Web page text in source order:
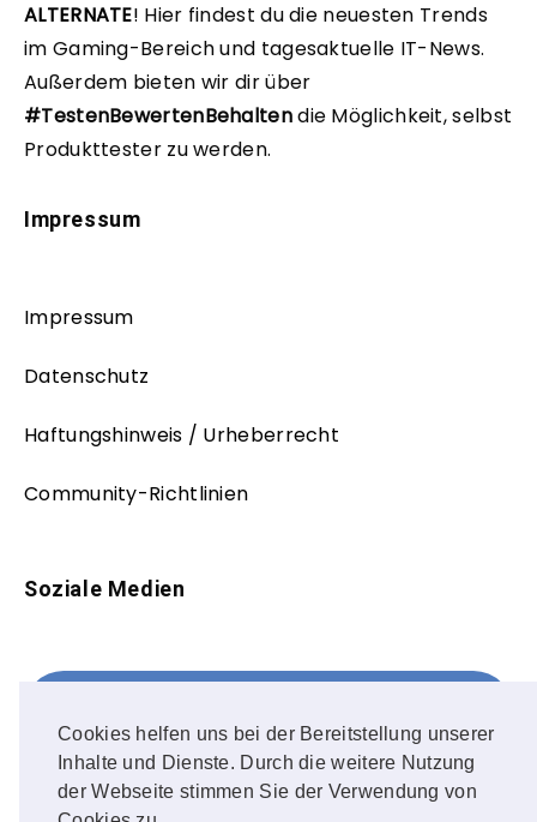
Cookies helfen uns bei der Bereitstellung unserer
Inhalte und Dienste. Durch die weitere Nutzung
der Webseite stimmen Sie der Verwendung von
ALTERNATE! Hier findest du die neuesten Trends
im Gaming-Bereich und tagesaktuelle IT-News.
Außerdem bieten wir dir über
#TestenBewertenBehaltendie Möglichkeit, selbst
Produkttester zu werden.
Impressum
Impressum
Datenschutz
Haftungshinweis / Urheberrecht
Community-Richtlinien
Soziale Medien
FOLLOW ME!
Instagram
OUR PHOTOS!